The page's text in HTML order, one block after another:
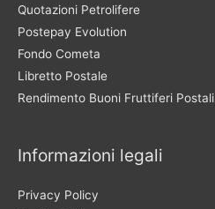
Quotazioni Petrolifere
Postepay Evolution
Fondo Cometa
Libretto Postale
Rendimento Buoni Fruttiferi Postali
Informazioni legali
Privacy Policy